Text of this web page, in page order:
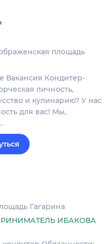
площадь
Вакансия Кондитер-
личность,
и кулинарию? У нас
для вас! Мы,
Гагарина
ИБАКОВА